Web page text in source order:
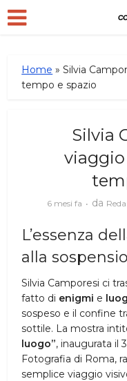
Home »Silvia
tempo e spazio
Silvia
6 mesi fa da
L’essenza
alla
Silvia Camporesi ci
fatto di enigmi e
sospeso e il confine
sottile. La mostra
luogo”, inaugurata il
Fotografia di Roma,
semplice viaggio